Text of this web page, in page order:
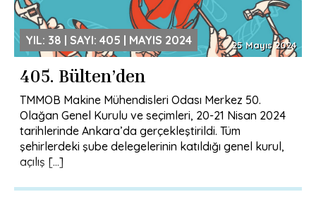
YIL: 38 | SAYI: 405 | MAYIS 2024 25 Mayıs 2024
405. Bülten’den
TMMOB Makine Mühendisleri Odası Merkez 50.
Olağan Genel Kurulu ve seçimleri, 20-21 Nisan 2024
tarihlerinde Ankara’da gerçekleştirildi. Tüm
şehirlerdeki şube delegelerinin katıldığı genel kurul,
açılış […]